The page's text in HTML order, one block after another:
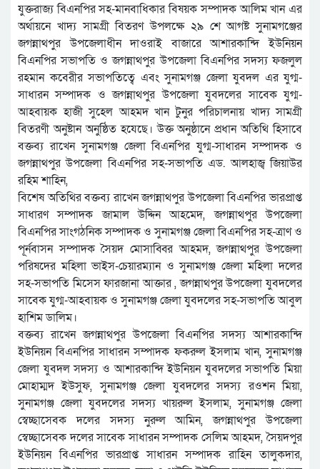
যুক্তরাজ্য বিএনপির সহ-মানবাধিকার বিষয়ক সম্পাদক আলিম খান এর
অর্থায়নে খাদ্য সামগ্রী বিতরণ উপলক্ষে ২৯ শে আগষ্ট সুনামগঞ্জের
জগন্নাথপুর উপজেলাধীন দাওরাই বাজারে আশারকান্দি ইউনিয়ন
বিএনপির সভাপতি ও জগন্নাথপুর উপজেলা বিএনপির সদস্য ফজলুল
রহমান কবেরীর সভাপতিত্বে এবং সুনামগঞ্জ জেলা যুবদল এর যুগ্ম-
সাধারন সম্পাদক ও জগন্নাথপুর উপজেলা যুবদলের সাবেক যুগ্ম-
আহবায়ক হাজী সুহেল আহমদ খান টুনুর পরিচালনায় খাদ্য সামগ্রী
বিতরণী অনুষ্টান অনুষ্ঠিত হযেছে। উক্ত অনুষ্ঠানে প্রধান অতিথি হিসাবে
বক্তব্য রাখেন সুনামগঞ্জ জেলা বিএনপির যুগ্ম-সাধারন সম্পাদক ও
জগন্নাথপুর উপজেলা বিএনপির সহ-সভাপতি এড. আলহাজ্ব জিয়াউর
রহিম শাহিন,
বিশেষ অতিথির বক্তব্য রাখেন জগন্নাথপুর উপজেলা বিএনপির ভারপ্রাপ্ত
সাধারণ সম্পাদক জামাল উদ্দিন আহমেদ, জগন্নাথপুর উপজেলা
বিএনপির সাংগঠনিক সম্পাদক ও সুনামগঞ্জ জেলা বিএনপির সহ-ত্রাণ ও
পূর্নবাসন সম্পাদক সৈয়দ মোসাব্বির আহমদ, জগন্নাথপুর উপজেলা
পরিষদের মহিলা ভাইস-চেয়ারম্যান ও সুনামগঞ্জ জেলা মহিলা দলের
সহ-সভাপতি মিসেস ফারজানা আক্তার , জগন্নাথপুর উপজেলা যুবদলের
সাবেক যুগ্ম-আহবায়ক ও সুনামগঞ্জ জেলা যুবদলের সহ-সভাপতি আবুল
হাশিম ডালিম।
বক্তব্য রাখেন জগন্নাথপুর উপজেলা বিএনপির সদস্য আশারকান্দি
ইউনিয়ন বিএনপির সাধারন সম্পাদক ফকরুল ইসলাম খান, সুনামগঞ্জ
জেলা যুবদল সদস্য ও আশারকান্দি ইউনিয়ন যুবদলের সভাপতি মিয়া
মোহাম্মদ ইউসুফ, সুনামগঞ্জ জেলা যুবদলের সদস্য রওশন মিয়া,
সুনামগঞ্জ জেলা যুবদলের সদস্য খায়রুল ইসলাম, সুনামগঞ্জ জেলা
স্বেচ্ছাসেবক দলের সদস্য নুরুল আমিন, জগন্নাথপুর উপজেলা
স্বেচ্ছাসেবক দলের সাবেক সাধারন সম্পাদক সেলিম আহমদ, সৈয়দপুর
ইউনিয়ন বিএনপির ভারপ্রাপ্ত সাধারন সম্পাদক রাহিন তালুকদার,